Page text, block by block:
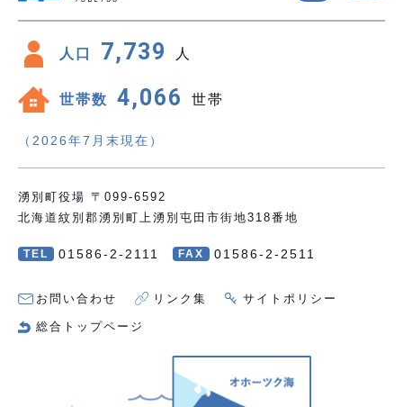
人口 7,739 人
世帯数 4,066 世帯
（2026年7月末現在）
湧別町役場 〒099-6592
北海道紋別郡湧別町上湧別屯田市街地318番地
TEL 01586-2-2111 FAX 01586-2-2511
お問い合わせ リンク集 サイトポリシー
総合トップページ